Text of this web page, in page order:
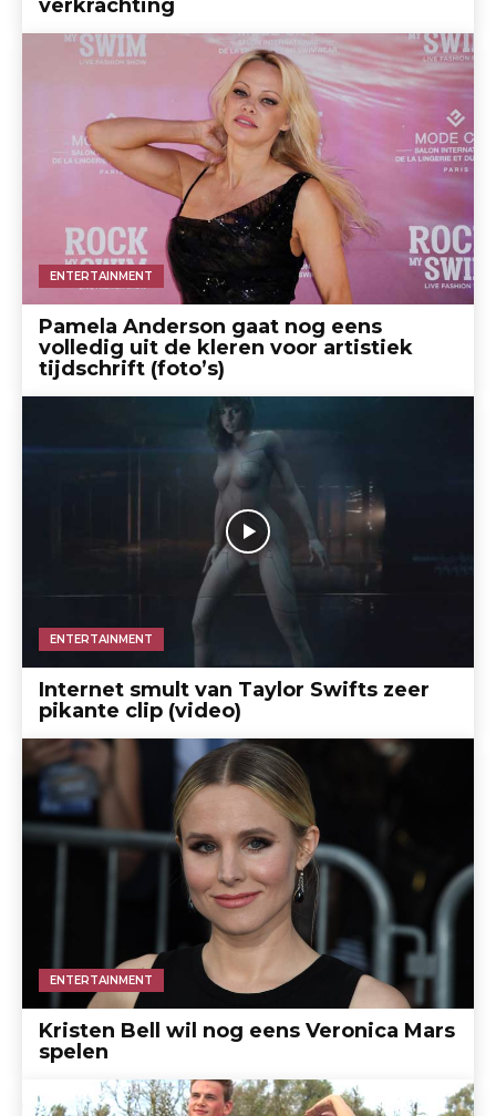
verkrachting
ENTERTAINMENT
Pamela Anderson gaat nog eens
volledig uit de kleren voor artistiek
tijdschrift (foto’s)
ENTERTAINMENT
Internet smult van Taylor Swifts zeer
pikante clip (video)
ENTERTAINMENT
Kristen Bell wil nog eens Veronica Mars
spelen